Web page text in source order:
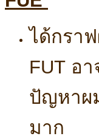
ได้กรา
FUT อ
ปัญหาผ
มาก